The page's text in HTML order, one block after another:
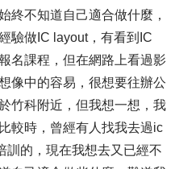
終不知道自己適合做什麼，
驗做IC layout，有看到IC
名課程，但在網路上看過影
像中的容易，很想要往辦公
竹科附近，但我想一想，我
較時，曾經有人找我去過ic
訓的，現在我想去又已經不